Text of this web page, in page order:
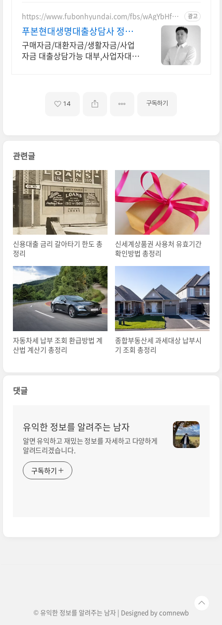
https://www.fubonhyundai.com/fbs/wAgYbHfRW
광고
푸본현대생명대출상담사 정종
욱
구매자금/대환자금/생활자금/사업
자금 대출상담가능 대부,사업자대출
14 구독하기
관련글
신용대출 금리 갈아타기 한도 총
정리
신세계상품권 사용처 유효기간
확인방법 총정리
자동차세 납부 조회 환급방법 계
산법 계산기 총정리
종합부동산세 과세대상 납부시
기 조회 총정리
댓글
유익한 정보를 알려주는 남자
알면 유익하고 재밌는 정보를 자세하고 다양하게
알려드리겠습니다.
구독하기
© 유익한 정보를 알려주는 남자 | Designed bycomnewb